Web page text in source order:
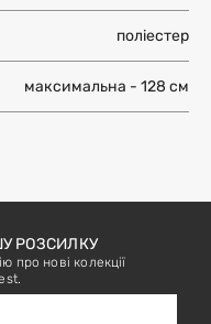
поліестер
максимальна - 128 см
РОЗСИЛКУ
про нові колекції